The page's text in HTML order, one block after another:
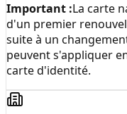
Important :La carte
d'un premier
suite à un
peuvent s'appliquer
carte d'identité.